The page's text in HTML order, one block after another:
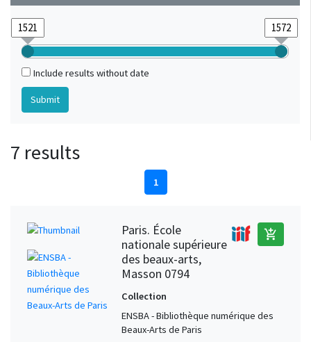
Include results without date
7 results
1
Paris. École
nationale supérieure
des beaux-arts,
Masson 0794
add_shopping_cart
Collection
ENSBA - Bibliothèque numérique des
Beaux-Arts de Paris